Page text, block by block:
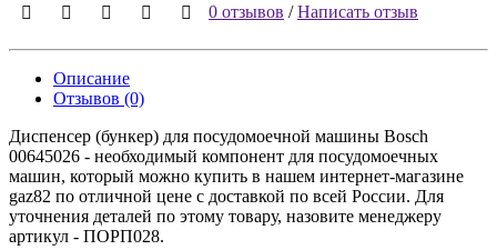
0 отзывов /Написать отзыв
Описание
Отзывов (0)
Диспенсер (бункер) для посудомоечной машины Bosch
00645026 - необходимый компонент для посудомоечных
машин, который можно купить в нашем интернет-магазине
gaz82 по отличной цене с доставкой по всей России. Для
уточнения деталей по этому товару, назовите менеджеру
артикул - ПОРП028.